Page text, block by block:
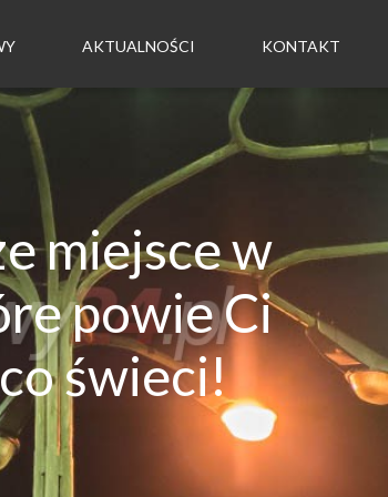
AKTUALNOŚCI KONTAKT
miejsce w
powie Ci
świeci!